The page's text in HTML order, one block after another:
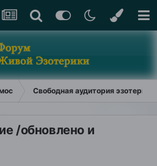
Свободная аудитория эзотерики
/обновлено и